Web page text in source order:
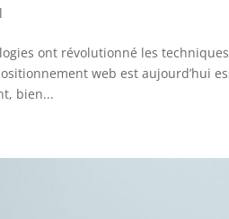
ont révolutionné les
web est aujourd’hui
bien...